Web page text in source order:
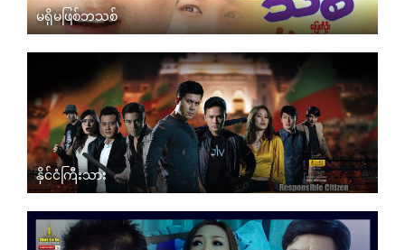
မရှိမဖြစ်ဘသစ်
နိုင်ငံကြီးသား